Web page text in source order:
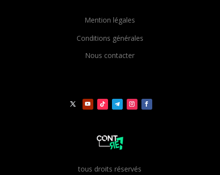
Mention légales
Conditions générales
Nous contacter
tous droits réservés